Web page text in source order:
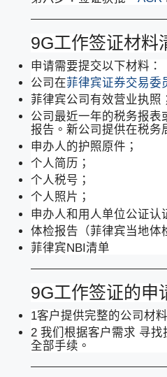
9G工作签证材料
申请需要提交以下材料：
公司在菲律宾证券交易委
菲律宾公司有效营业执照
公司最近一年的税务报表
报告。新公司提供在税务
申办人的护照原件；
个人简历；
个人税号；
个人照片；
申办人和用人单位公证认
体检报告（菲律宾当地体
菲律宾NBI清单
9G工作签证的申
1客户提供完整的公司材
2 我们根据客户需求 寻
全部手续。